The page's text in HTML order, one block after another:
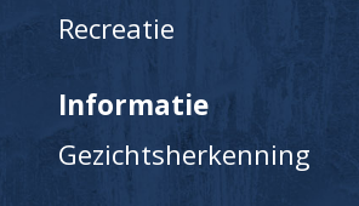
Recreatie
Informatie
Gezichtsherkenning